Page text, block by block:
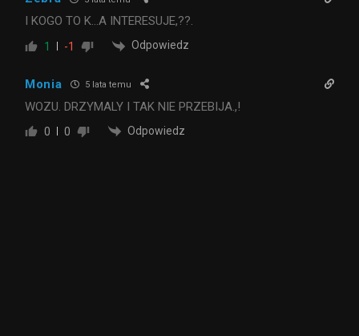
I KOGO TO K…A INTERESUJE,??.
1 -1 Odpowiedz
Monia 5 lata temu
WOZU. DRZYMALY I TAK NIE PRZEBIJA.,!
0 0 Odpowiedz